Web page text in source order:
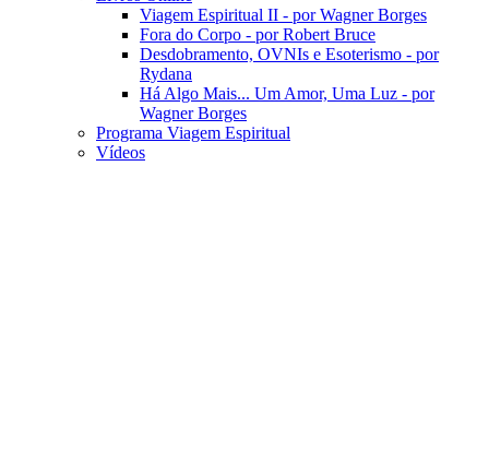
Viagem Espiritual II - por Wagner Borges
Fora do Corpo - por Robert Bruce
Desdobramento, OVNIs e Esoterismo - por
Rydana
Há Algo Mais... Um Amor, Uma Luz - por
Wagner Borges
Programa Viagem Espiritual
Vídeos